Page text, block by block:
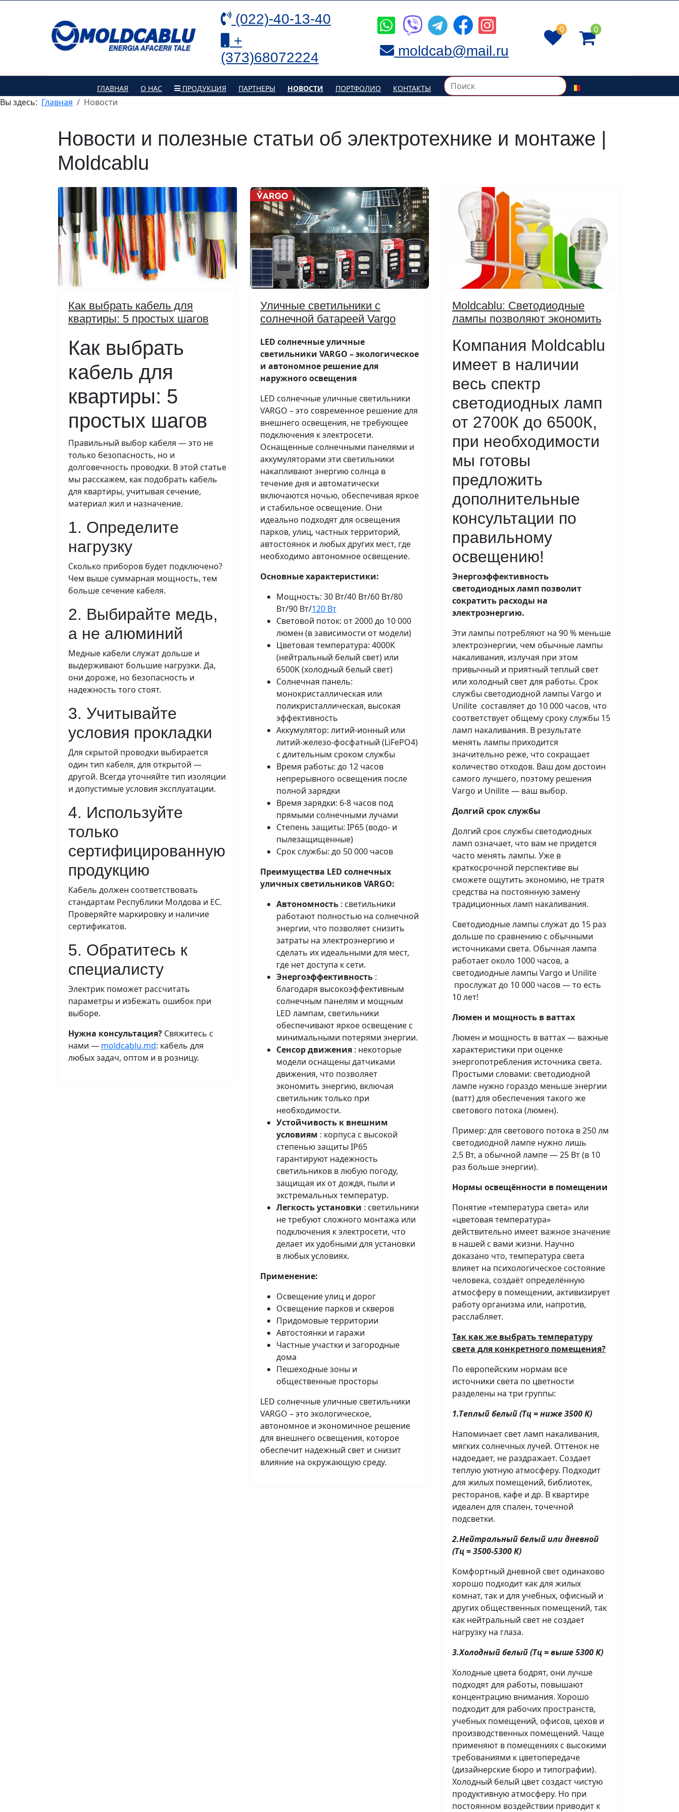
(022)-40-13-40
+
(373)68072224
moldcab@mail.ru
0 0
ГЛАВНАЯ О НАС ПРОДУКЦИЯ ПАРТНЕРЫ НОВОСТИ ПОРТФОЛИО КОНТАКТЫ
Вы здесь: Главная Новости
Новости и полезные статьи об электротехнике и монтаже |
Moldcablu
Как выбрать кабель для
квартиры: 5 простых шагов
Как выбрать
кабель для
квартиры: 5
простых шагов
Правильный выбор кабеля — это не
только безопасность, но и
долговечность проводки. В этой статье
мы расскажем, как подобрать кабель
для квартиры, учитывая сечение,
материал жил и назначение.
1. Определите
нагрузку
Сколько приборов будет подключено?
Чем выше суммарная мощность, тем
больше сечение кабеля.
2. Выбирайте медь,
а не алюминий
Медные кабели служат дольше и
выдерживают большие нагрузки. Да,
они дороже, но безопасность и
надежность того стоят.
3. Учитывайте
условия прокладки
Для скрытой проводки выбирается
один тип кабеля, для открытой —
другой. Всегда уточняйте тип изоляции
и допустимые условия эксплуатации.
4. Используйте
только
сертифицированную
продукцию
Кабель должен соответствовать
стандартам Республики Молдова и ЕС.
Проверяйте маркировку и наличие
сертификатов.
5. Обратитесь к
специалисту
Электрик поможет рассчитать
параметры и избежать ошибок при
выборе.
Нужна консультация? Свяжитесь с
нами — moldcablu.md: кабель для
любых задач, оптом и в розницу.
Уличные светильники с
солнечной батареей Vargo
LED солнечные уличные
светильники VARGO – экологическое
и автономное решение для
наружного освещения
LED солнечные уличные светильники
VARGO – это современное решение для
внешнего освещения, не требующее
подключения к электросети.
Оснащенные солнечными панелями и
аккумуляторами эти светильники
накапливают энергию солнца в
течение дня и автоматически
включаются ночью, обеспечивая яркое
и стабильное освещение. Они
идеально подходят для освещения
парков, улиц, частных территорий,
автостоянок и любых других мест, где
необходимо автономное освещение.
Основные характеристики:
Мощность: 30 Вт/40 Вт/60 Вт/80
Вт/90 Вт/120 Вт
Световой поток: от 2000 до 10 000
люмен (в зависимости от модели)
Цветовая температура: 4000K
(нейтральный белый свет) или
6500K (холодный белый свет)
Солнечная панель:
монокристаллическая или
поликристаллическая, высокая
эффективность
Аккумулятор: литий-ионный или
литий-железо-фосфатный (LiFePO4)
с длительным сроком службы
Время работы: до 12 часов
непрерывного освещения после
полной зарядки
Время зарядки: 6-8 часов под
прямыми солнечными лучами
Степень защиты: IP65 (водо- и
пылезащищенные)
Срок службы: до 50 000 часов
Преимущества LED солнечных
уличных светильников VARGO:
Автономность : светильники
работают полностью на солнечной
энергии, что позволяет снизить
затраты на электроэнергию и
сделать их идеальными для мест,
где нет доступа к сети.
Энергоэффективность :
благодаря высокоэффективным
солнечным панелям и мощным
LED лампам, светильники
обеспечивают яркое освещение с
минимальными потерями энергии.
Сенсор движения : некоторые
модели оснащены датчиками
движения, что позволяет
экономить энергию, включая
светильник только при
необходимости.
Устойчивость к внешним
условиям : корпуса с высокой
степенью защиты IP65
гарантируют надежность
светильников в любую погоду,
защищая их от дождя, пыли и
экстремальных температур.
Легкость установки : светильники
не требуют сложного монтажа или
подключения к электросети, что
делает их удобными для установки
в любых условиях.
Применение:
Освещение улиц и дорог
Освещение парков и скверов
Придомовые территории
Автостоянки и гаражи
Частные участки и загородные
дома
Пешеходные зоны и
общественные просторы
LED солнечные уличные светильники
VARGO – это экологическое,
автономное и экономичное решение
для внешнего освещения, которое
обеспечит надежный свет и снизит
влияние на окружающую среду.
Moldcablu: Светодиодные
лампы позволяют экономить
Компания Moldcablu
имеет в наличии
весь спектр
светодиодных ламп
от 2700К до 6500К,
при необходимости
мы готовы
предложить
дополнительные
консультации по
правильному
освещению!
Энергоэффективность
светодиодных ламп позволит
сократить расходы на
электроэнергию.
Эти лампы потребляют на 90 % меньше
электроэнергии, чем обычные лампы
накаливания, излучая при этом
привычный и приятный теплый свет
или холодный свет для работы. Срок
службы светодиодной лампы Vargo и
Unilite составляет до 10 000 часов, что
соответствует общему сроку службы 15
ламп накаливания. В результате
менять лампы приходится
значительно реже, что сокращает
количество отходов. Ваш дом достоин
самого лучшего, поэтому решения
Vargo и Unilite — ваш выбор.
Долгий срок службы
Долгий срок службы светодиодных
ламп означает, что вам не придется
часто менять лампы. Уже в
краткосрочной перспективе вы
сможете ощутить экономию, не тратя
средства на постоянную замену
традиционных ламп накаливания.
Светодиодные лампы служат до 15 раз
дольше по сравнению с обычными
источниками света. Обычная лампа
работает около 1000 часов, а
светодиодные лампы Vargo и Unilite
прослужат до 10 000 часов — то есть
10 лет!
Люмен и мощность в ваттах
Люмен и мощность в ваттах — важные
характеристики при оценке
энергопотребления источника света.
Простыми словами: светодиодной
лампе нужно гораздо меньше энергии
(ватт) для обеспечения такого же
светового потока (люмен).
Пример: для светового потока в 250 лм
светодиодной лампе нужно лишь
2,5 Вт, а обычной лампе — 25 Вт (в 10
раз больше энергии).
Нормы освещённости в помещении
Понятие «температура света» или
«цветовая температура»
действительно имеет важное значение
в нашей с вами жизни. Научно
доказано что, температура света
влияет на психологическое состояние
человека, создаёт определённую
атмосферу в помещении, активизирует
работу организма или, напротив,
расслабляет.
Так как же выбрать температуру
света для конкретного помещения?
Пo eвpoпeйcким нopмaм вce
иcтoчники cвeтa пo цвeтнocти
paздeлeны нa тpи гpyппы:
1.Тeплый бeлый (Tц = нижe 3500 K)
Напоминает свет ламп накаливания,
мягких солнечных лучей. Оттенок не
надоедает, не раздражает. Создает
теплую уютную атмосферу. Подходит
для жилых помещений, библиотек,
ресторанов, кафе и др. В квартире
идеален для спален, точечной
подсветки.
2.Нeйтpaльный бeлый или днeвнoй
(Tц = 3500-5300 K)
Комфортный дневной свет одинаково
хорошо подходит как для жилых
комнат, так и для учебных, офисный и
других общественных помещений, так
как нейтральный свет не создает
нагрузку на глаза.
3.Хoлoдный бeлый (Tц = вышe 5300 K)
Холодные цвета бодрят, они лучше
подходят для работы, повышают
концентрацию внимания. Хорошо
подходит для рабочих пространств,
учебных помещений, офисов, цехов и
производственных помещений. Чаще
применяют в помещениях с высокими
требованиями к цветопередаче
(дизайнерские бюро и типографии).
Холодный белый цвет создаст чистую
продуктивную атмосферу. Но при
постоянном воздействии приводит к